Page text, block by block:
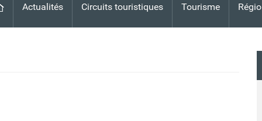
Actualités Circuits touristiques Tourisme